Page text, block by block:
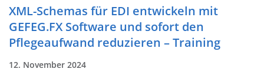
XML-Schemas für EDI entwickeln mit
GEFEG.FX Software und sofort den
Pflegeaufwand reduzieren – Training
12. November 2024